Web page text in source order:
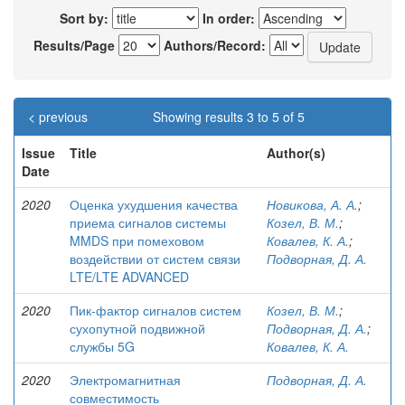
Sort by:
In order:
Results/Page
Authors/Record:
Showing results 3 to 5 of 5
< previous
Issue
Date
Title Author(s)
2020
Оценка ухудшения качества
приема сигналов системы
MMDS при помеховом
воздействии от систем связи
LTE/LTE ADVANCED
Новикова, А. А.;
Козел, В. М.;
Ковалев, К. А.;
Подворная, Д. А.
2020
Пик-фактор сигналов систем
сухопутной подвижной
службы 5G
Козел, В. М.;
Подворная, Д. А.;
Ковалев, К. А.
2020
Электромагнитная
совместимость
Подворная, Д. А.